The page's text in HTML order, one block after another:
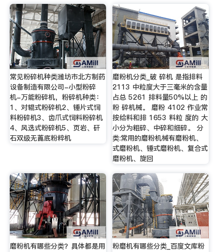
常见粉碎机种类潍坊市北方制药
设备制造有限公司-小型粉碎
机-万能粉碎机，粉碎机种类：
1、对辊式粉碎机2、锤片式饲
料粉碎机3、齿爪式饲料粉碎机
4、风选式粉碎机5、页岩、矸
石双级无蓖底粉粹机
磨粉机分类_破 碎机 是指排料
2113 中粒度大于三毫米的含量
占总 5261 排料量50%以上 的
粉 碎机械。 磨粉 4102 作业常
按给料和排 1653 料粒 度的 大
小分为粗碎、中碎和细碎。 分
类:常用的磨粉机械有磨粉机、
式磨粉机、锤式磨粉机、复合式
磨粉机、旋回
磨粉机有哪些分类？具体都是用
粉磨机有哪些分类_百度文库粉